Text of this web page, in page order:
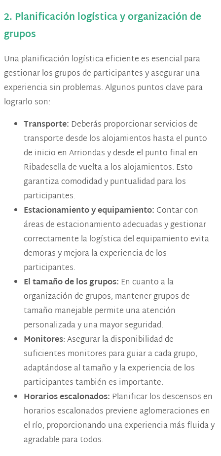
2. Planificación logística y organización de
grupos
Una planificación logística eficiente es esencial para
gestionar los grupos de participantes y asegurar una
experiencia sin problemas. Algunos puntos clave para
lograrlo son:
Transporte: Deberás proporcionar servicios de
transporte desde los alojamientos hasta el punto
de inicio en Arriondas y desde el punto final en
Ribadesella de vuelta a los alojamientos. Esto
garantiza comodidad y puntualidad para los
participantes.
Estacionamiento y equipamiento: Contar con
áreas de estacionamiento adecuadas y gestionar
correctamente la logística del equipamiento evita
demoras y mejora la experiencia de los
participantes.
El tamaño de los grupos: En cuanto a la
organización de grupos, mantener grupos de
tamaño manejable permite una atención
personalizada y una mayor seguridad.
Monitores: Asegurar la disponibilidad de
suficientes monitores para guiar a cada grupo,
adaptándose al tamaño y la experiencia de los
participantes también es importante.
Horarios escalonados: Planificar los descensos en
horarios escalonados previene aglomeraciones en
el río, proporcionando una experiencia más fluida y
agradable para todos.